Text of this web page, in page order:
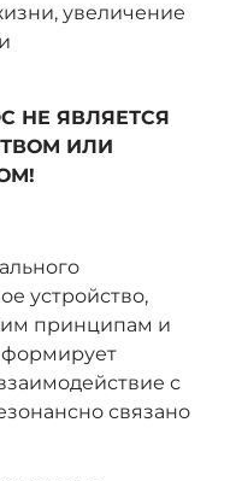
увеличение
НЕ ЯВЛЯЕТСЯ
ИЛИ
устройство,
принципам и
с
связано